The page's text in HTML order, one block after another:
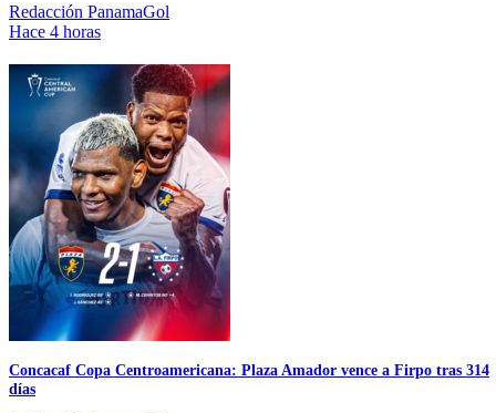
Redacción PanamaGol
Hace 4 horas
Concacaf Copa Centroamericana: Plaza Amador vence a Firpo tras 314
días